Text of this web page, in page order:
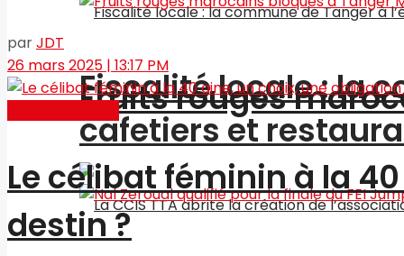
Fiscalité locale : la
cafetiers et
Fruits rouges
parJDT
26 mars 2025 | 13:17 PM
Le célibat féminin à la
destin ?